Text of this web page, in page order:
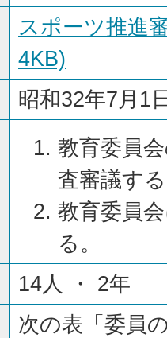
スポーツ推進
4KB)
昭和32年7月1
教育委員
査審議す
教育委員
る。
14人 ・ 2年
次の表「委員